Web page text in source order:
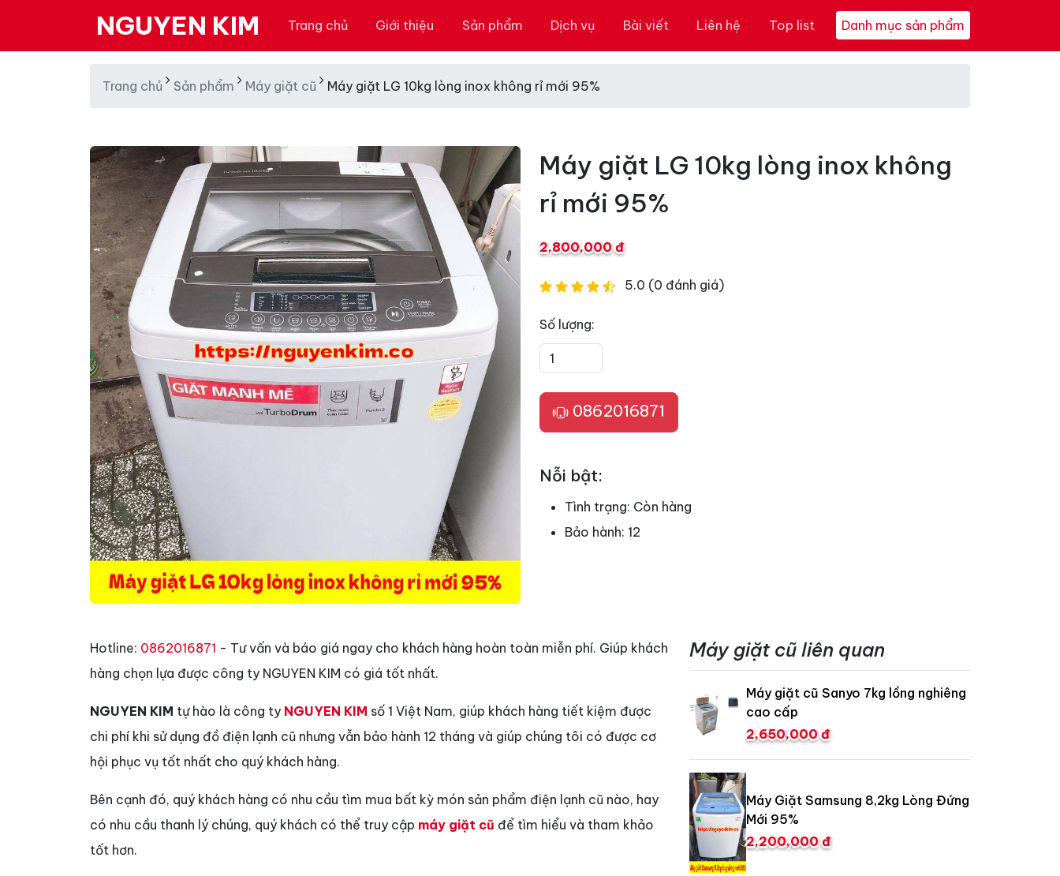
NGUYEN KIM Trang chủ Giới thiệu Sản phẩm Dịch vụ Bài viết Liên hệ Top list Danh mục sản phẩm
Trang chủ Sản phẩm Máy giặt cũ Máy giặt LG 10kg lòng inox không rỉ mới 95%
Máy giặt LG 10kg lòng inox không
rỉ mới 95%
2,800,000 đ
5.0 (0 đánh giá)
Số lượng:
0862016871
Nỗi bật:
Tình trạng: Còn hàng
Bảo hành: 12
Hotline: 0862016871 - Tư vấn và báo giá ngay cho khách hàng hoàn toàn miễn phí. Giúp khách
hàng chọn lựa được công ty NGUYEN KIM có giá tốt nhất.
NGUYEN KIM tự hào là công ty NGUYEN KIM số 1 Việt Nam, giúp khách hàng tiết kiệm được
chi phí khi sử dụng đồ điện lạnh cũ nhưng vẫn bảo hành 12 tháng và giúp chúng tôi có được cơ
hội phục vụ tốt nhất cho quý khách hàng.
Bên cạnh đó, quý khách hàng có nhu cầu tìm mua bất kỳ món sản phẩm điện lạnh cũ nào, hay
có nhu cầu thanh lý chúng, quý khách có thể truy cập máy giặt cũ để tìm hiểu và tham khảo
tốt hơn.
Máy giặt cũ liên quan
Máy giặt cũ Sanyo 7kg lồng nghiêng
cao cấp
2,650,000 đ
Máy Giặt Samsung 8,2kg Lòng Đứng
Mới 95%
2,200,000 đ